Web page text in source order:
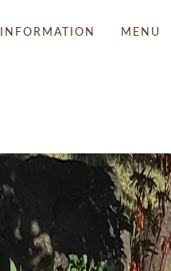
INFORMATION MENU